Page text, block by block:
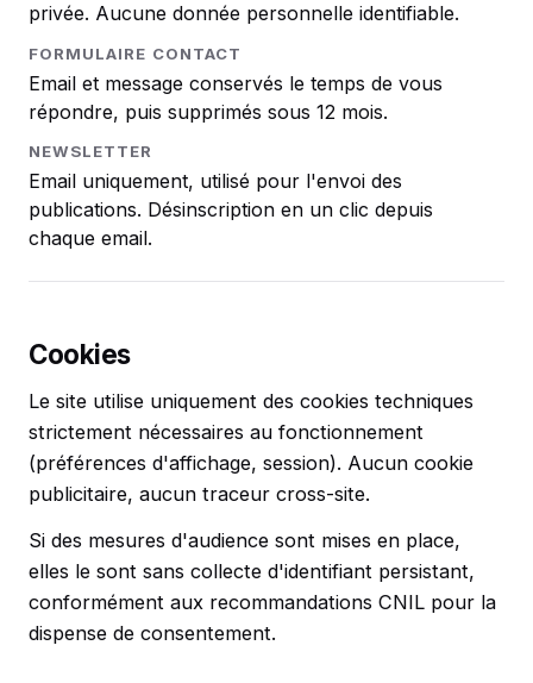
privée. Aucune donnée personnelle identifiable.
FORMULAIRE CONTACT
Email et message conservés le temps de vous
répondre, puis supprimés sous 12 mois.
NEWSLETTER
Email uniquement, utilisé pour l'envoi des
publications. Désinscription en un clic depuis
chaque email.
Cookies
Le site utilise uniquement des cookies techniques
strictement nécessaires au fonctionnement
(préférences d'affichage, session). Aucun cookie
publicitaire, aucun traceur cross-site.
Si des mesures d'audience sont mises en place,
elles le sont sans collecte d'identifiant persistant,
conformément aux recommandations CNIL pour la
dispense de consentement.